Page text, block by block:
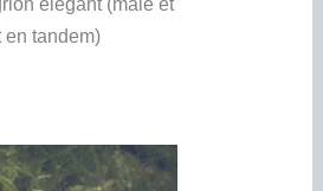
en tandem)